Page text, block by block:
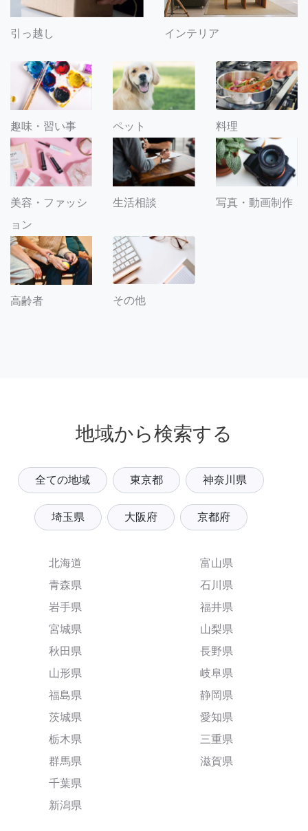
引っ越し インテリア
趣味・習い事 ペット 料理
美容・ファッシ
ョン
生活相談 写真・動画制作
高齢者 その他
地域から検索する
全ての地域 東京都 神奈川県
埼玉県 大阪府 京都府
北海道
青森県
岩手県
宮城県
秋田県
山形県
福島県
茨城県
栃木県
群馬県
千葉県
新潟県
富山県
石川県
福井県
山梨県
長野県
岐阜県
静岡県
愛知県
三重県
滋賀県